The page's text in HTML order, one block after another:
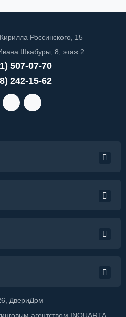
Россинского, 15
Шкабуры, 8, этаж 2
507-07-70
242-15-62
, ДвериДом